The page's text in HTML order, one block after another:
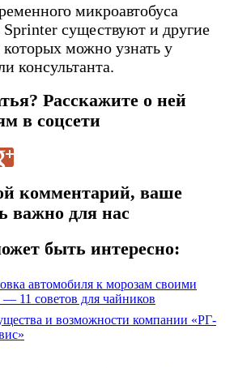
микроавтобуса
существуют и другие
которых можно узнать у
консультанта.
Расскажите о ней
в соцсети
комментарий, ваше
важно для нас
быть интересно:
автомобиля к морозам своими
11 советов для чайников
и возможности компании «РГ-